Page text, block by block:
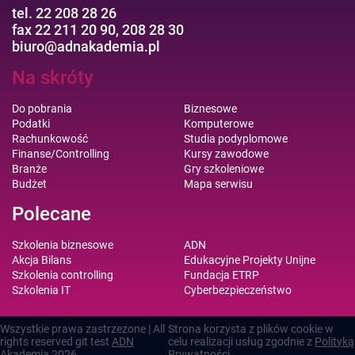
tel. 22 208 28 26
fax 22 211 20 90, 208 28 30
biuro@adnakademia.pl
Na skróty
Do pobrania
Podatki
Rachunkowość
Finanse/Controlling
Branże
Budżet
Biznesowe
Komputerowe
Studia podyplomowe
Kursy zawodowe
Gry szkoleniowe
Mapa serwisu
Polecane
Szkolenia biznesowe
Akcja Bilans
Szkolenia controlling
Szkolenia IT
ADN
Edukacyjne Projekty Unijne
Fundacja ETRP
Cyberbezpieczeństwo
Wszystkie prawa zastrzezone | All
rights reserved git test ADN
Strona korzysta z plików cookie w
celu realizacji usług zgodnie z Polityką